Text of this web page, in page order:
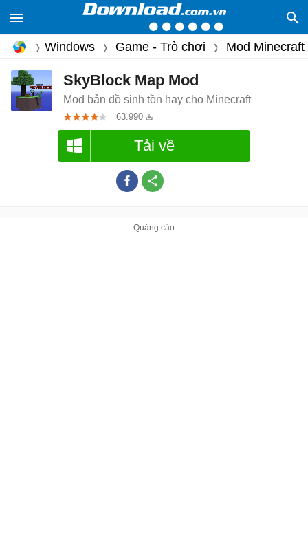
Windows Game - Trò chơi Mod Minecraft
SkyBlock Map Mod
Mod bản đồ sinh tồn hay cho Minecraft
63.990
Tải về